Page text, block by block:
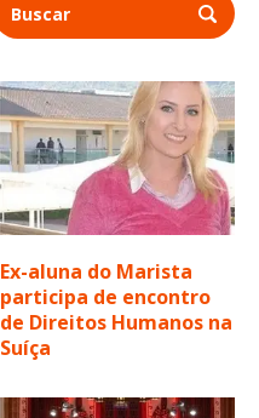
Buscar
Ex-aluna do Marista
participa de encontro
de Direitos Humanos na
Suíça